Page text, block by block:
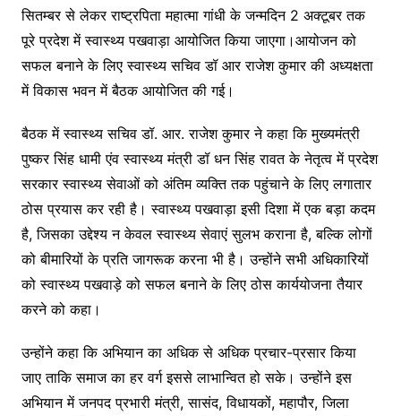
सितम्बर से लेकर राष्ट्रपिता महात्मा गांधी के जन्मदिन 2 अक्टूबर तक
पूरे प्रदेश में स्वास्थ्य पखवाड़ा आयोजित किया जाएगा।आयोजन को
सफल बनाने के लिए स्वास्थ्य सचिव डॉ आर राजेश कुमार की अध्यक्षता
में विकास भवन में बैठक आयोजित की गई।
बैठक में स्वास्थ्य सचिव डॉ. आर. राजेश कुमार ने कहा कि मुख्यमंत्री
पुष्कर सिंह धामी एंव स्वास्थ्य मंत्री डॉ धन सिंह रावत के नेतृत्व में प्रदेश
सरकार स्वास्थ्य सेवाओं को अंतिम व्यक्ति तक पहुंचाने के लिए लगातार
ठोस प्रयास कर रही है। स्वास्थ्य पखवाड़ा इसी दिशा में एक बड़ा कदम
है, जिसका उद्देश्य न केवल स्वास्थ्य सेवाएं सुलभ कराना है, बल्कि लोगों
को बीमारियों के प्रति जागरूक करना भी है। उन्होंने सभी अधिकारियों
को स्वास्थ्य पखवाड़े को सफल बनाने के लिए ठोस कार्ययोजना तैयार
करने को कहा।
उन्होंने कहा कि अभियान का अधिक से अधिक प्रचार-प्रसार किया
जाए ताकि समाज का हर वर्ग इससे लाभान्वित हो सके। उन्होंने इस
अभियान में जनपद प्रभारी मंत्री, सासंद, विधायकों, महापौर, जिला